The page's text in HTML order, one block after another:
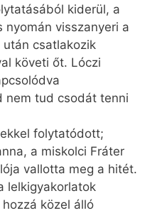
kiderül, a
nyomán visszanyeri a
csatlakozik
követi őt. Lóczi
nem tud csodát tenni
folytatódott;
a miskolci Fráter
vallotta meg a hitét.
lelkigyakorlatok
közel álló